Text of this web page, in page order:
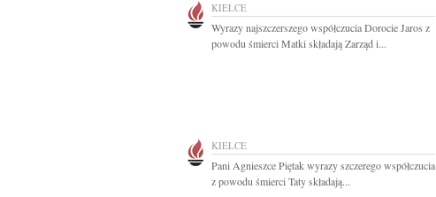
KIELCE
Wyrazy najszczerszego współczucia Dorocie Jaros z
powodu śmierci Matki składają Zarząd i...
KIELCE
Pani Agnieszce Piętak wyrazy szczerego współczucia
z powodu śmierci Taty składają...